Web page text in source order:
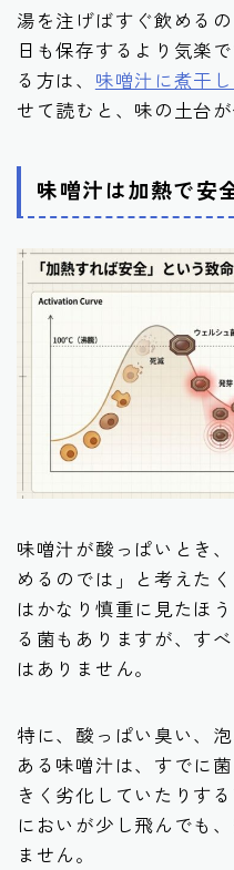
湯を注げばすぐ飲める
日も保存するより気楽
る方は、 味噌汁に煮干
せて読むと、味の土台
味噌汁は加熱で安
味噌汁が酸っぱいとき
めるのでは」と考えた
はかなり慎重に見たほ
る菌もありますが、す
はありません。
特に、酸っぱい臭い、
ある味噌汁は、すでに
きく劣化していたりす
においが少し飛んでも
ません。